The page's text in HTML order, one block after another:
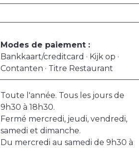
Modes de paiement :
Bankkaart/creditcard · Kijk op ·
Contanten · Titre Restaurant
Toute l'année. Tous les jours de
9h30 à 18h30.
Fermé mercredi, jeudi, vendredi,
samedi et dimanche.
Du mercredi au samedi de 9h30 à